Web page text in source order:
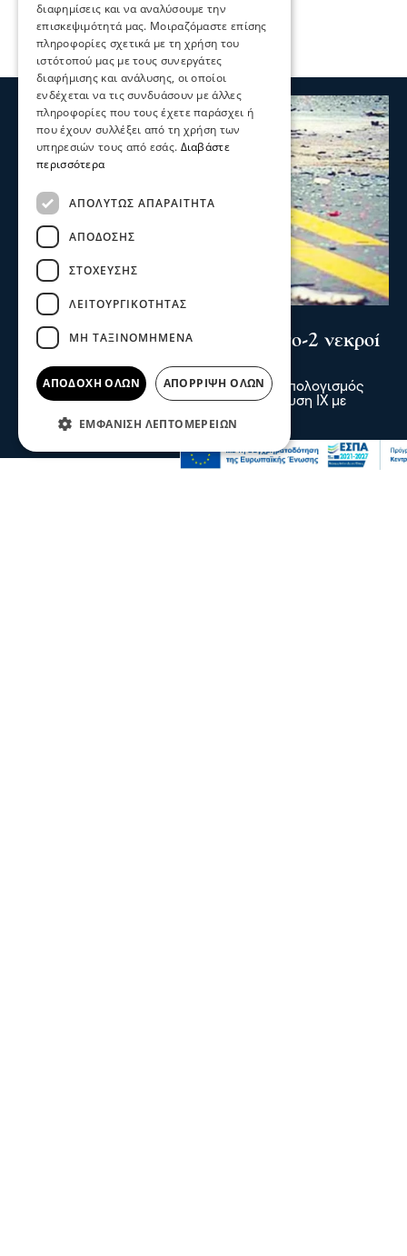
Σερραικά Νέα
Σέρρες: Τραγωδία στην άσφαλτο-2 νεκροί
σε τροχαίο στην Παλαιοκώμη
Δύο νεκροί και ένας τραυματίας είναι ο απολογισμός
τροχαίου δυστυχήματος μετά από σύγκρουση ΙΧ με
φορτηγό το πρωί στην Παλαιοκώμη
07 Αυγ 2026, 08:48
διαφημίσεις και να αναλύσουμε την
επισκεψιμότητά μας. Μοιραζόμαστε επίσης
πληροφορίες σχετικά με τη χρήση του
ιστότοπού μας με τους συνεργάτες
διαφήμισης και ανάλυσης, οι οποίοι
ενδέχεται να τις συνδυάσουν με άλλες
πληροφορίες που τους έχετε παράσχει ή
που έχουν συλλέξει από τη χρήση των
υπηρεσιών τους από εσάς. Διαβάστε
περισσότερα
ΑΠΟΛΎΤΩΣ ΑΠΑΡΑΊΤΗΤΑ
ΑΠΌΔΟΣΗΣ
ΣΤΌΧΕΥΣΗΣ
ΛΕΙΤΟΥΡΓΙΚΌΤΗΤΑΣ
ΜΗ ΤΑΞΙΝΟΜΗΜΈΝΑ
ΑΠΟΔΟΧΉ ΌΛΩΝ ΑΠΌΡΡΙΨΗ ΌΛΩΝ
ΕΜΦΆΝΙΣΗ ΛΕΠΤΟΜΕΡΕΙΏΝ